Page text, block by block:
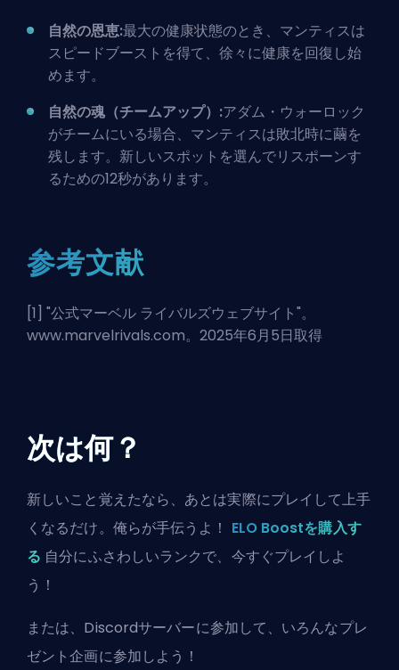
自然の恩恵:最大の健康状態のとき、マンティスは
スピードブーストを得て、徐々に健康を回復し始
めます。
自然の魂（チームアップ）:アダム・ウォーロック
がチームにいる場合、マンティスは敗北時に繭を
残します。新しいスポットを選んでリスポーンす
るための12秒があります。
参考文献
[1] "公式マーベル ライバルズウェブサイト"。
www.marvelrivals.com。2025年6月5日取得
次は何？
新しいこと覚えたなら、あとは実際にプレイして上手
くなるだけ。俺らが手伝うよ！ ELO Boostを購入す
る 自分にふさわしいランクで、今すぐプレイしよ
う！
または、 Discordサーバーに参加して、いろんなプレ
ゼント企画に参加しよう！